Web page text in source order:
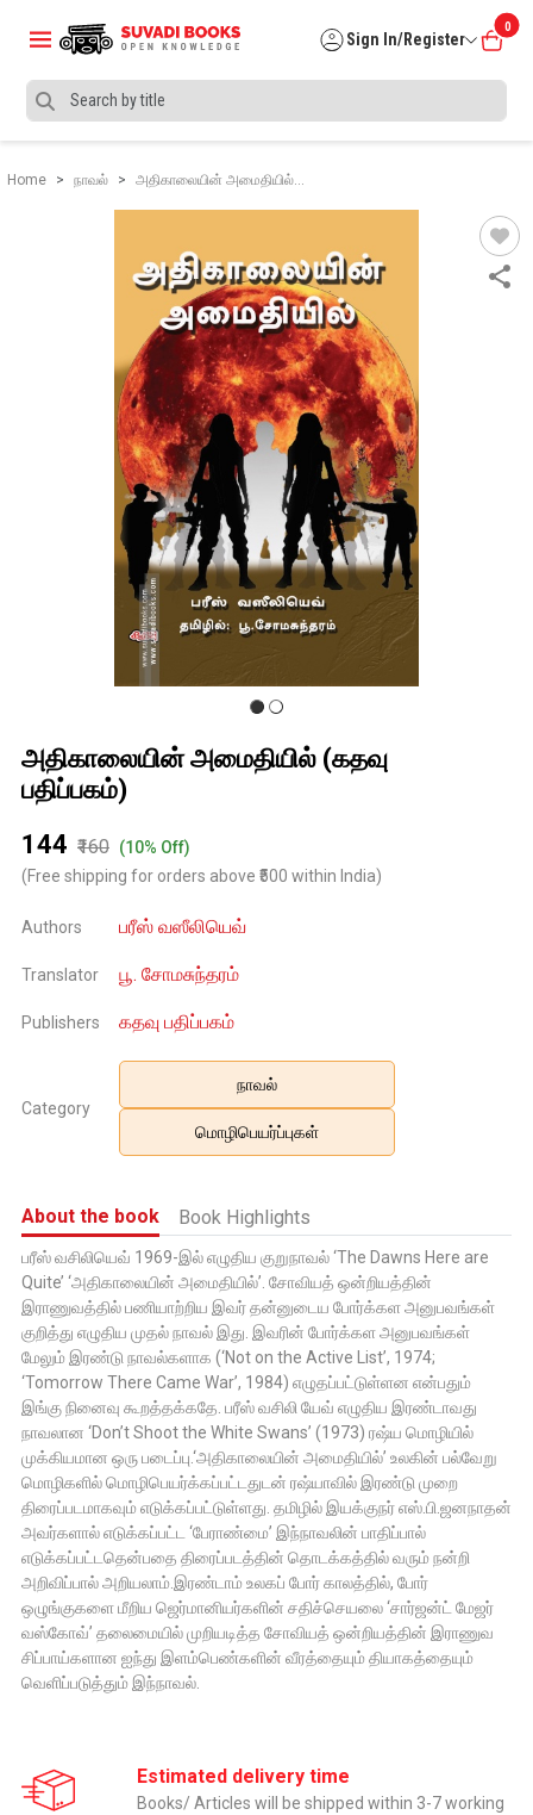
Sign In/Register
0
Home நாவல் அதிகாலையின் அமைதியில்…
அதிகாலையின் அமைதியில் (கதவு
பதிப்பகம்)
₹144 ₹160 (10% Off)
(Free shipping for orders above ₹500 within India)
Authors பரீஸ் வஸீலியெவ்
Translator பூ. சோமசுந்தரம்
Publishers கதவு பதிப்பகம்
Category
நாவல்
மொழிபெயர்ப்புகள்
About the book Book Highlights
பரீஸ் வசிலியெவ் 1969-இல் எழுதிய குறுநாவல் ‘The Dawns Here are
Quite’ ‘அதிகாலையின் அமைதியில்’. சோவியத் ஒன்றியத்தின்
இராணுவத்தில் பணியாற்றிய இவர் தன்னுடைய போர்க்கள அனுபவங்கள்
குறித்து எழுதிய முதல் நாவல் இது. இவரின் போர்க்கள அனுபவங்கள்
மேலும் இரண்டு நாவல்களாக (‘Not on the Active List’, 1974;
‘Tomorrow There Came War’, 1984) எழுதப்பட்டுள்ளன என்பதும்
இங்கு நினைவு கூறத்தக்கதே. பரீஸ் வசிலி யேவ் எழுதிய இரண்டாவது
நாவலான ‘Don’t Shoot the White Swans’ (1973) ரஷ்ய மொழியில்
முக்கியமான ஒரு படைப்பு.‘அதிகாலையின் அமைதியில்’ உலகின் பல்வேறு
மொழிகளில் மொழிபெயர்க்கப்பட்டதுடன் ரஷ்யாவில் இரண்டு முறை
திரைப்படமாகவும் எடுக்கப்பட்டுள்ளது. தமிழில் இயக்குநர் எஸ்.பி.ஜனநாதன்
அவர்களால் எடுக்கப்பட்ட ‘பேராண்மை’ இந்நாவலின் பாதிப்பால்
எடுக்கப்பட்டதென்பதை திரைப்படத்தின் தொடக்கத்தில் வரும் நன்றி
அறிவிப்பால் அறியலாம்.இரண்டாம் உலகப் போர் காலத்தில், போர்
ஒழுங்குகளை மீறிய ஜெர்மானியர்களின் சதிச்செயலை ‘சார்ஜன்ட் மேஜர்
வஸ்கோவ்’ தலைமையில் முறியடித்த சோவியத் ஒன்றியத்தின் இராணுவ
சிப்பாய்களான ஐந்து இளம்பெண்களின் வீரத்தையும் தியாகத்தையும்
வெளிப்படுத்தும் இந்நாவல்.
Estimated delivery time
Books/ Articles will be shipped within 3-7 working